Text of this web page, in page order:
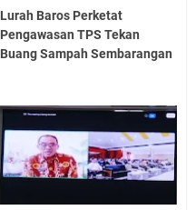
Lurah Baros Perketat
Pengawasan TPS Tekan
Buang Sampah Sembarangan